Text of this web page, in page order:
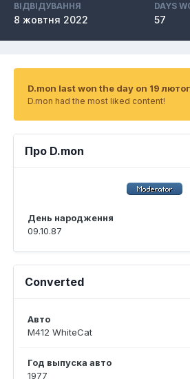
ВІДВІДУВАННЯ
8 жовтня 2022
DAYS
57
D.mon last won the day on 19
D.mon had the most liked content!
Про D.mon
День народження
09.10.87
Converted
Авто
M412 WhiteCat
Год выпуска авто
1977